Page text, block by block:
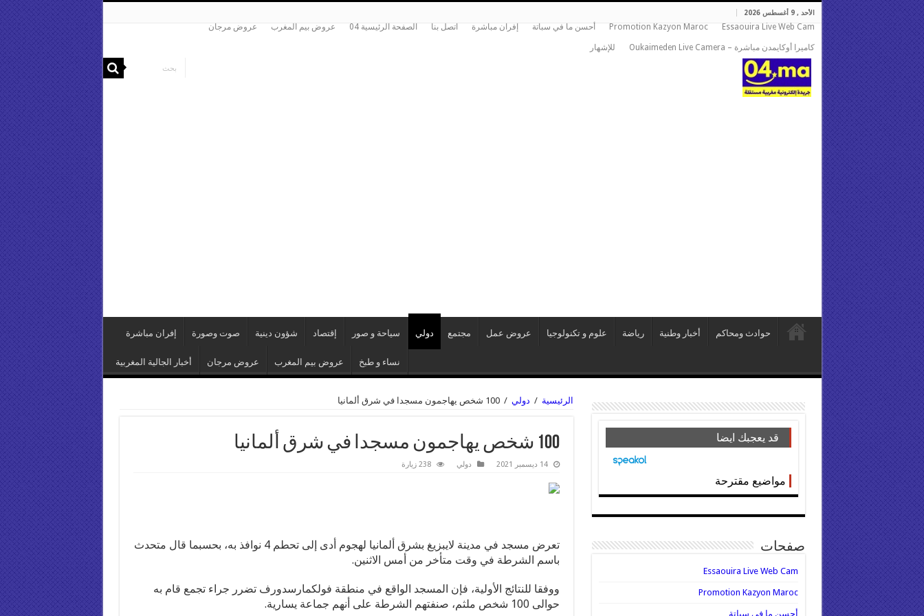
الأحد , 9 أغسطس 2026
Essaouira Live Web Cam
Promotion Kazyon Maroc أحسن ما في سباتة إفران مباشرة اتصل بنا الصفحة الرئيسية 04 عروض بيم المغرب عروض مرجان
كاميرا أوكايمدن مباشرة – Oukaimeden Live Camera للإشهار
حوادث ومحاكم أخبار وطنية رياضة علوم و تكنولوجيا عروض عمل مجتمع دولي سياحة و صور إقتصاد شؤون دينية صوت وصورة إفران مباشرة
نساء و طبخ عروض بيم المغرب عروض مرجان أخبار الجالية المغربية
الرئيسية / دولي / 100 شخص يهاجمون مسجدا في شرق ألمانيا
100 شخص يهاجمون مسجدا في شرق ألمانيا
14 ديسمبر 2021 دولي 238 زيارة
تعرض مسجد في مدينة لايبزيغ بشرق ألمانيا لهجوم أدى إلى تحطم 4 نوافذ به، بحسبما قال متحدث
باسم الشرطة في وقت متأخر من أمس الاثنين.
ووفقا للنتائج الأولية، فإن المسجد الواقع في منطقة فولكمارسدورف تضرر جراء تجمع قام به
حوالى 100 شخص ملثم، صنفتهم الشرطة على أنهم جماعة يسارية.
قد يعجبك ايضا
مواضيع مقترحة
صفحات
Essaouira Live Web Cam
Promotion Kazyon Maroc
أحسن ما في سباتة